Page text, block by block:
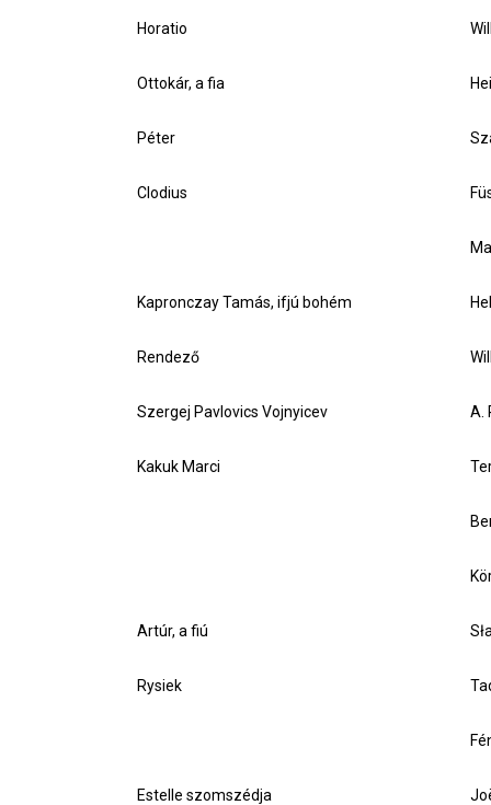
Horatio
Ottokár, a fia
Péter
Clodius
Kapronczay Tamás, ifjú bohém
Rendező
Szergej Pavlovics Vojnyicev A.
Kakuk Marci
Artúr, a fiú
Rysiek
Estelle szomszédja